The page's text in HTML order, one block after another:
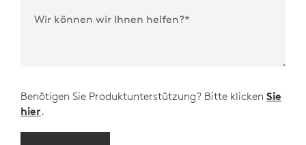
Wir können wir Ihnen helfen?*
Benötigen Sie Produktunterstützung? Bitte klicken Sie
hier.